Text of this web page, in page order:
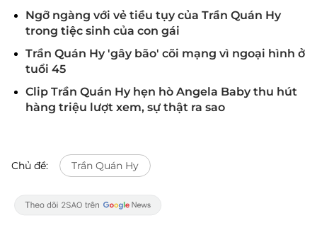
Ngỡ ngàng với vẻ tiều tụy của Trần Quán Hy
trong tiệc sinh của con gái
Trần Quán Hy 'gây bão' cõi mạng vì ngoại hình ở
tuổi 45
Clip Trần Quán Hy hẹn hò Angela Baby thu hút
hàng triệu lượt xem, sự thật ra sao
Chủ đề: Trần Quán Hy